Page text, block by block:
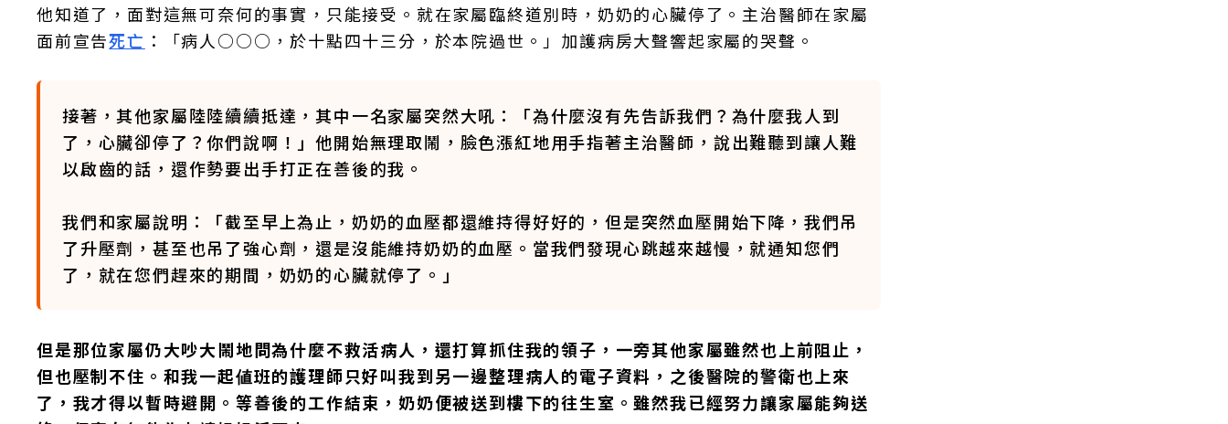
他知道了，面對這無可奈何的事實，只能接受。就在家屬臨終道別時，奶奶的心臟停了。主治醫師在家屬
面前宣告死亡 ：「病人○○○，於十點四十三分，於本院過世。」加護病房大聲響起家屬的哭聲。
接著，其他家屬陸陸續續抵達，其中一名家屬突然大吼：「為什麼沒有先告訴我們？為什麼我人到
了，心臟卻停了？你們說啊！」他開始無理取鬧，臉色漲紅地用手指著主治醫師，說出難聽到讓人難
以啟齒的話，還作勢要出手打正在善後的我。
我們和家屬說明：「截至早上為止，奶奶的血壓都還維持得好好的，但是突然血壓開始下降，我們吊
了升壓劑，甚至也吊了強心劑，還是沒能維持奶奶的血壓。當我們發現心跳越來越慢，就通知您們
了，就在您們趕來的期間，奶奶的心臟就停了。」
但是那位家屬仍大吵大鬧地問為什麼不救活病人，還打算抓住我的領子，一旁其他家屬雖然也上前阻止，
但也壓制不住。和我一起値班的護理師只好叫我到另一邊整理病人的電子資料，之後醫院的警衛也上來
了，我才得以暫時避開。等善後的工作結束，奶奶便被送到樓下的往生室。雖然我已經努力讓家屬能夠送